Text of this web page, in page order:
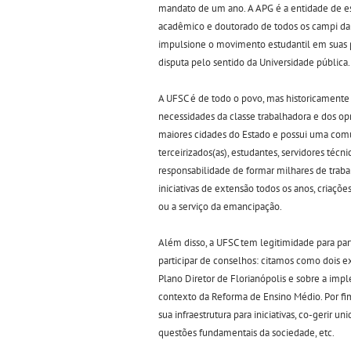
mandato de um ano. A APG é a entidade de
acadêmico e doutorado de todos os campi
impulsione o movimento estudantil em suas
disputa pelo sentido da Universidade pública.
A UFSC é de todo o povo, mas
necessidades da classe trabalhadora e dos
maiores cidades do Estado e possui uma
terceirizados(as), estudantes, servidores
responsabilidade de formar milhares de
iniciativas de extensão todos os anos,
ou a serviço da emancipação.
Além disso, a UFSC tem legitimidade para
participar de conselhos: citamos como dois
Plano Diretor de Florianópolis e sobre a
contexto da Reforma de Ensino Médio. Por
sua infraestrutura para iniciativas, co-gerir
questões fundamentais da sociedade, etc.